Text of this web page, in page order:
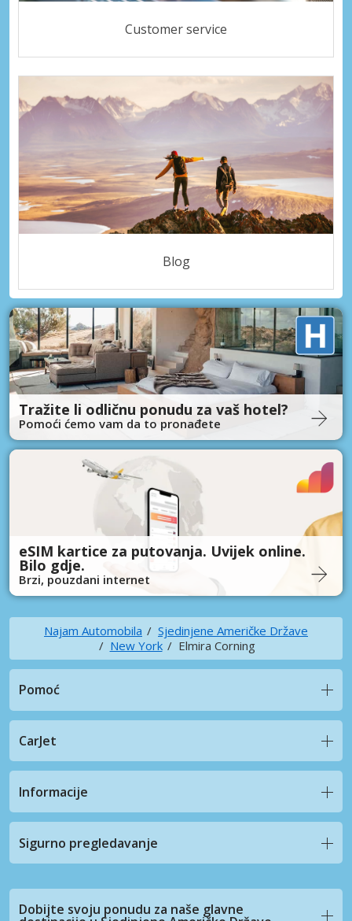
Customer service
Blog
Tražite li odličnu ponudu za vaš hotel?
Pomoći ćemo vam da to pronađete
eSIM kartice za putovanja. Uvijek online.
Bilo gdje.
Brzi, pouzdani internet
Najam Automobila
Sjedinjene Američke Države
New York
Elmira Corning
Pomoć
CarJet
Informacije
Sigurno pregledavanje
Dobijte svoju ponudu za naše glavne